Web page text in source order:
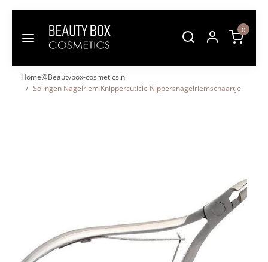
0
Home@Beautybox-cosmetics.nl
Solingen Nagelriem Knippercuticle Nippersnagelriemschaartje